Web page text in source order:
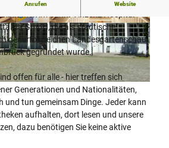
| CC-BY-SA
| CC-BY-SA
© Flora Westfalica GmbH Rheda-Wiedenbrück
|CC-BY-SA
Anrufen Website
GmbH, die als städtische
der erfolgreichen Landesgartenschau
gegründet wurde.
offen für alle - hier treffen sich
Generationen und Nationalitäten,
und tun gemeinsam Dinge. Jeder kann
aufhalten, dort lesen und unsere
dazu benötigen Sie keine aktive